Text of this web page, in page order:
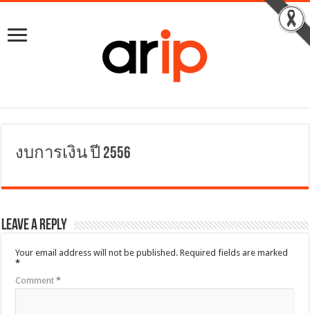
งบการเงิน ปี 2556
Leave a Reply
Your email address will not be published. Required fields are marked
*
Comment*